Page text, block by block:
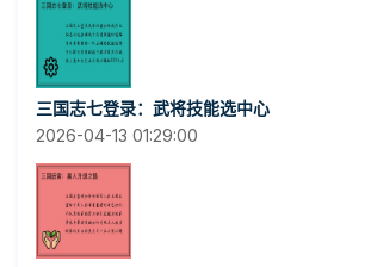
三国志七登录：武将技能选中心
2026-04-13 01:29:00